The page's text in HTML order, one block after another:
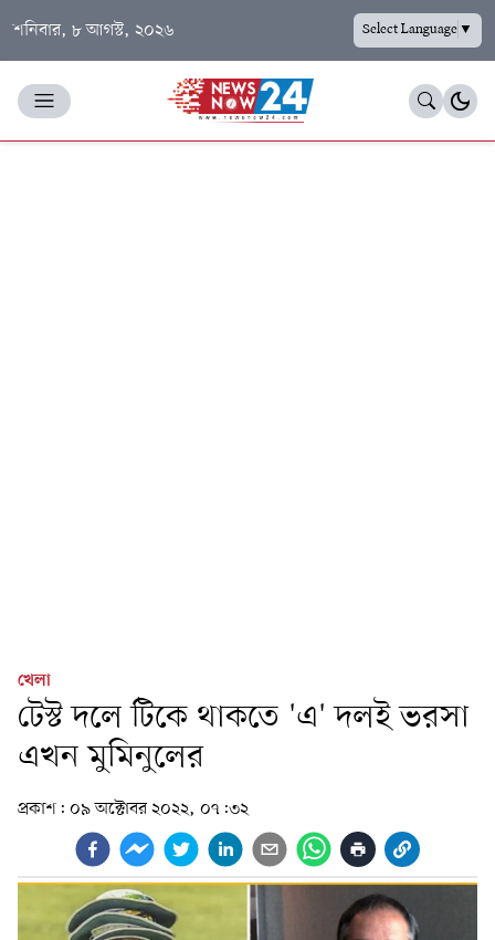
শনিবার, ৮ আগস্ট, ২০২৬ Select Language▼
খেলা
টেস্ট দলে টিকে থাকতে 'এ' দলই ভরসা
এখন মুমিনুলের
প্রকাশ: ০৯ অক্টোবর ২০২২, ০৭:৩২